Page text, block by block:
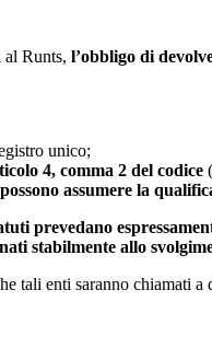
Runts, l’obbligo di
unico;
4, comma 2 del codice
assumere la
prevedano
stabilmente allo
tali enti saranno chiamati